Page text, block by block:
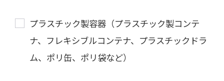
プラスチック製容器（プラスチック製コンテ
ナ、フレキシブルコンテナ、プラスチックドラ
ム、ポリ缶、ポリ袋など）